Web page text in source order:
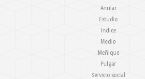
Anular
Estudio
Indice
Medio
Meñique
Pulgar
Servicio social